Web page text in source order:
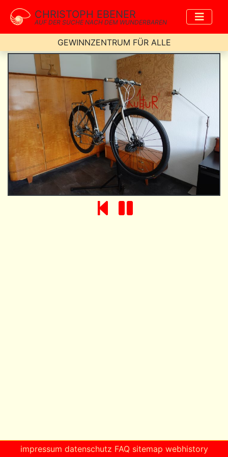
CHRISTOPH EBENER
AUF DER SUCHE NACH DEM WUNDERBAREN
GEWINNZENTRUM FÜR ALLE
impressum datenschutz FAQ sitemap webhistory